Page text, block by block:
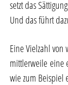
setzt das
Und das führt
Eine Vielzahl
mittlerweile eine
wie zum Beispiel